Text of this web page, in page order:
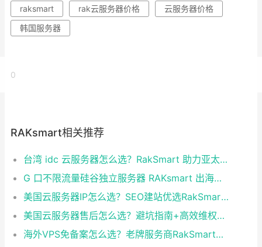
raksmart rak云服务器价格
云服务器价格
韩国服务器
0
RAKsmart相关推荐
台湾 idc 云服务器怎么选？RakSmart 助力亚太业务高效部署
G 口不限流量硅谷独立服务器 RAKsmart 出海业务实测
美国云服务器IP怎么选？SEO建站优选RakSmart洛杉矶CN2 GIA
美国云服务器售后怎么选？避坑指南+高效维权技巧
海外VPS免备案怎么选？老牌服务商RakSmart省心建站全攻略